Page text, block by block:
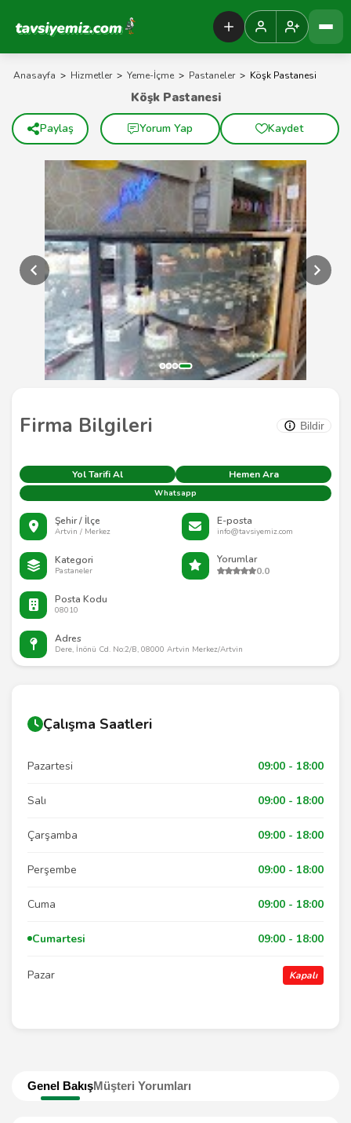
Tavsiyemiz Anasayfa
Anasayfa > Hizmetler > Yeme-İçme > Pastaneler > Köşk Pastanesi
Firma Bilgileri Bildir
Yol Tarifi Al Hemen Ara
Whatsapp
Şehir / İlçe
Artvin / Merkez
E-posta
info@tavsiyemiz.com
Kategori
Pastaneler
Yorumlar
0.0
Posta Kodu
08010
Adres
Dere, İnönü Cd. No:2/B, 08000 Artvin Merkez/Artvin
Köşk Pastanesi
Paylaş Yorum Yap Kaydet
Genel BakışMüşteri Yorumları
Çalışma Saatleri
Pazartesi 09:00 - 18:00
Salı 09:00 - 18:00
Çarşamba 09:00 - 18:00
Perşembe 09:00 - 18:00
Cuma 09:00 - 18:00
Cumartesi 09:00 - 18:00
Pazar Kapalı